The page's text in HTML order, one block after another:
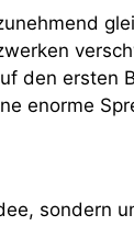
den ersten
enorme
sondern